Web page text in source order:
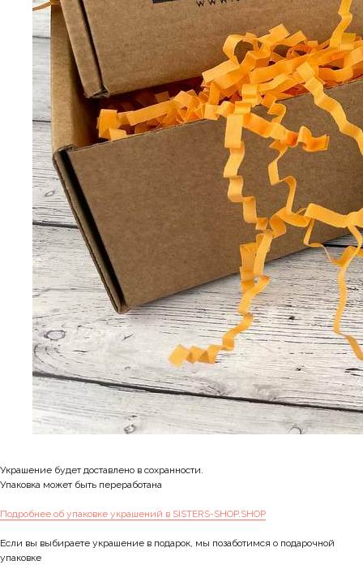
Украшение будет доставлено в сохранности.
Упаковка может быть переработана
Подробнее об упаковке украшений в SISTERS-SHOP.SHOP
Если вы выбираете украшение в подарок, мы позаботимся о подарочной
упаковке